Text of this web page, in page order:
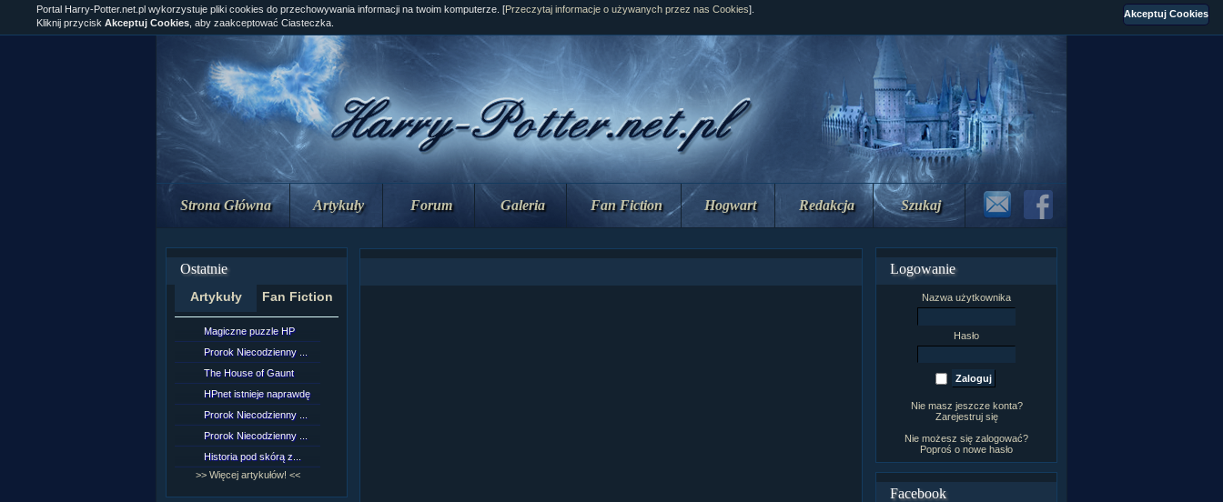
Strona Główna Artykuły Forum Galeria Fan Fiction Hogwart Redakcja Szukaj
Ostatnie
Artykuły Fan Fiction
Magiczne puzzle HP
Prorok Niecodzienny ...
The House of Gaunt
HPnet istnieje naprawdę
Prorok Niecodzienny ...
Prorok Niecodzienny ...
Historia pod skórą z...
>> Więcej artykułów! <<
Portal Harry-Potter.net.pl wykorzystuje pliki cookies do przechowywania informacji na twoim komputerze. [Przeczytaj informacje o używanych przez nas Cookies].
Kliknij przycisk Akceptuj Cookies , aby zaakceptować Ciasteczka.
Logowanie
Nazwa użytkownika
Hasło
Nie masz jeszcze konta?
Zarejestruj się
Nie możesz się zalogować?
Poproś o nowe hasło
Facebook